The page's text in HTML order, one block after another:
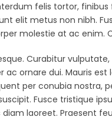
felis tortor,
elit metus non nibh.
molestie at ac enim.
Curabitur
ornare dui. Mauris
per conubia nostra,
Fusce tristique
laoreet. Praesent